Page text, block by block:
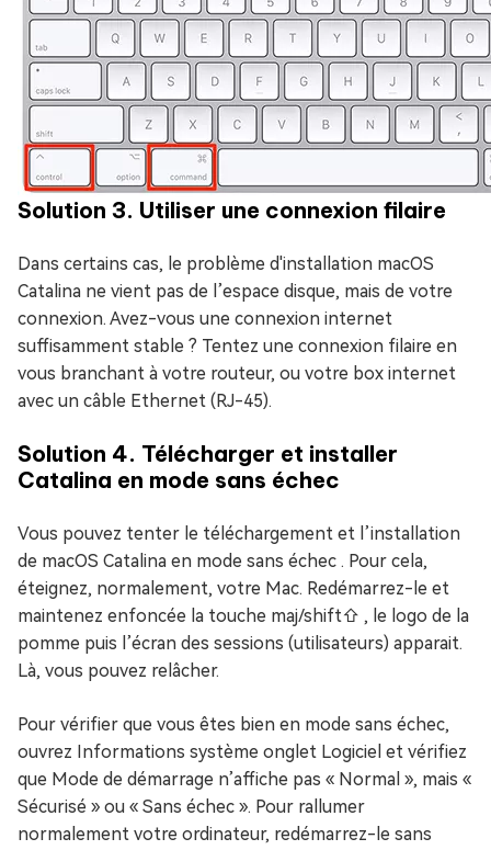
Solution 3. Utiliser une connexion filaire
Dans certains cas, le problème d'installation macOS
Catalina ne vient pas de l’espace disque, mais de votre
connexion. Avez-vous une connexion internet
suffisamment stable ? Tentez une connexion filaire en
vous branchant à votre routeur, ou votre box internet
avec un câble Ethernet (RJ-45).
Solution 4. Télécharger et installer
Catalina en mode sans échec
Vous pouvez tenter le téléchargement et l’installation
de macOS Catalina en mode sans échec . Pour cela,
éteignez, normalement, votre Mac. Redémarrez-le et
maintenez enfoncée la touche maj/shift⇧ , le logo de la
pomme puis l’écran des sessions (utilisateurs) apparait.
Là, vous pouvez relâcher.
Pour vérifier que vous êtes bien en mode sans échec,
ouvrez Informations système onglet Logiciel et vérifiez
que Mode de démarrage n’affiche pas « Normal », mais «
Sécurisé » ou « Sans échec ». Pour rallumer
normalement votre ordinateur, redémarrez-le sans